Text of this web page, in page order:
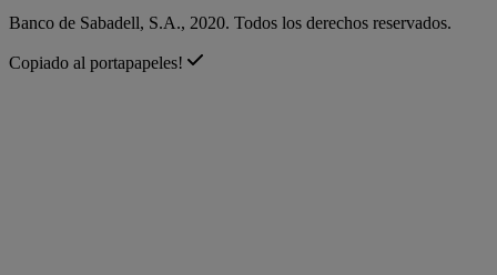
Banco de Sabadell, S.A., 2020. Todos los derechos reservados.
Copiado al portapapeles!